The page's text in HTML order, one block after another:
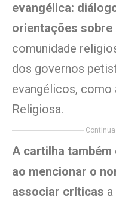
evangélica:
orientações
comunidade
dos governos
evangélicos, como
Religiosa.
A cartilha
ao mencionar o
associar críticas